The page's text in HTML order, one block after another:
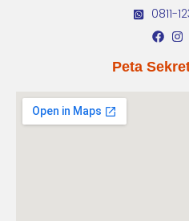
0811-
Peta